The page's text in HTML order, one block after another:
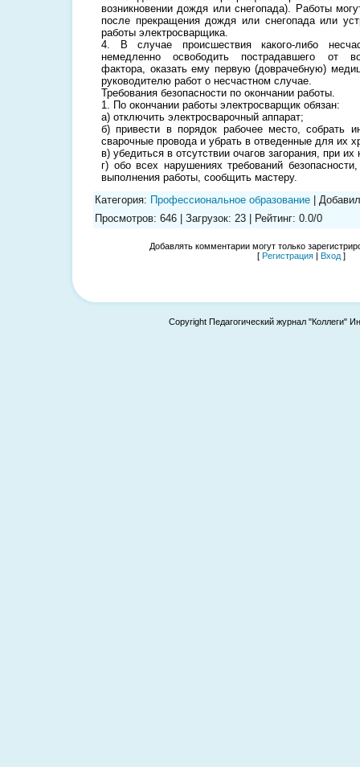
возникновении дождя или снегопада). Работы
после прекращения дождя или снегопада или
работы электросварщика.
4. В случае происшествия какого-либо
немедленно освободить пострадавшего от
фактора, оказать ему первую (доврачебную)
руководителю работ о несчастном случае.
Требования безопасности по окончании работы.
1. По окончании работы электросварщик обязан:
а) отключить электросварочный аппарат;
б) привести в порядок рабочее место, собрать
сварочные провода и убрать в отведенные для их
в) убедиться в отсутствии очагов загорания, при
г) обо всех нарушениях требований
выполнения работы, сообщить мастеру.
Категория: Профессиональное образование
Добавил
Просмотров: 646 Загрузок: 23 Рейтинг: 0.0/0
Добавлять комментарии могут только
[ Регистрация | Вход ]
Copyright Педагогический журнал "Коллеги"